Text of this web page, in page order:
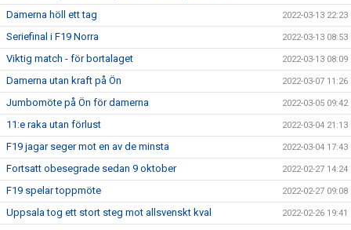
Damerna höll ett tag 2022-03-13 22:23
Seriefinal i F19 Norra 2022-03-13 08:53
Viktig match - för bortalaget 2022-03-13 08:09
Damerna utan kraft på Ön 2022-03-07 11:26
Jumbomöte på Ön för damerna 2022-03-05 09:42
11:e raka utan förlust 2022-03-04 21:13
F19 jagar seger mot en av de minsta 2022-03-04 17:43
Fortsatt obesegrade sedan 9 oktober 2022-02-27 14:24
F19 spelar toppmöte 2022-02-27 09:08
Uppsala tog ett stort steg mot allsvenskt kval 2022-02-26 19:41